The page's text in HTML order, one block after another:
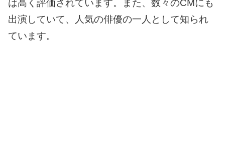
は高く評価されています。
また、数々のCMにも
出演していて、人気の俳優の一人として知られ
ています。